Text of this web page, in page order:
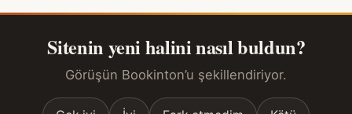
Sitenin yeni halini nasıl buldun?
Görüşün Bookinton’u şekillendiriyor.